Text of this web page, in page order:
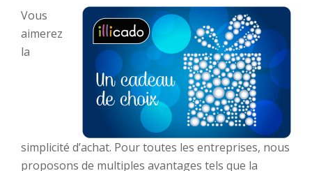
Vous
aimerez
la
simplicité d’achat. Pour toutes les entreprises, nous
proposons de multiples avantages tels que la